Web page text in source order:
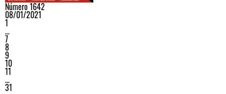
Número 1642
08/01/2021
1
…
7
8
9
10
11
…
31